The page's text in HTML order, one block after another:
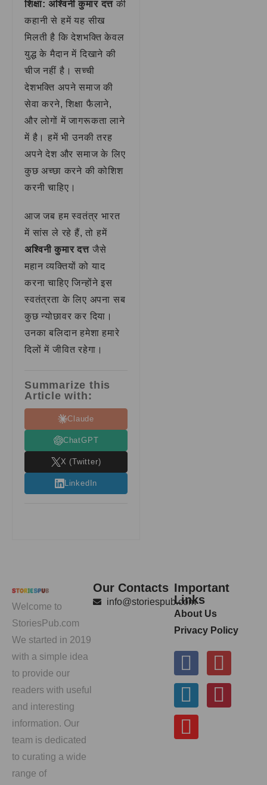
शिक्षा: अश्विनी कुमार दत्त की
कहानी से हमें यह सीख
मिलती है कि देशभक्ति केवल
युद्ध के मैदान में दिखाने की
चीज नहीं है। सच्ची
देशभक्ति अपने समाज की
सेवा करने, शिक्षा फैलाने,
और लोगों में जागरूकता लाने
में है। हमें भी उनकी तरह
अपने देश और समाज के लिए
कुछ अच्छा करने की कोशिश
करनी चाहिए।
आज जब हम स्वतंत्र भारत
में सांस ले रहे हैं, तो हमें
अश्विनी कुमार दत्त जैसे
महान व्यक्तियों को याद
करना चाहिए जिन्होंने इस
स्वतंत्रता के लिए अपना सब
कुछ न्योछावर कर दिया।
उनका बलिदान हमेशा हमारे
दिलों में जीवित रहेगा।
Summarize this
Article with:
Claude
ChatGPT
X (Twitter)
LinkedIn
Welcome to
StoriesPub.com
We started in 2019
with a simple idea
to provide our
readers with useful
and interesting
information. Our
team is dedicated
to curating a wide
range of
Our Contacts
info@storiespub.com
Important
Links
About Us
Privacy Policy